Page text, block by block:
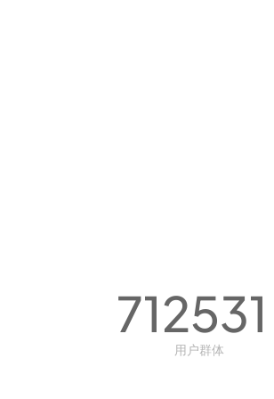
712531
用户群体